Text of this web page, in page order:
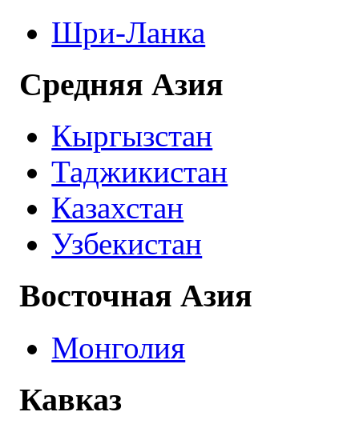
Шри-Ланка
Средняя Азия
Кыргызстан
Таджикистан
Казахстан
Узбекистан
Восточная Азия
Монголия
Кавказ